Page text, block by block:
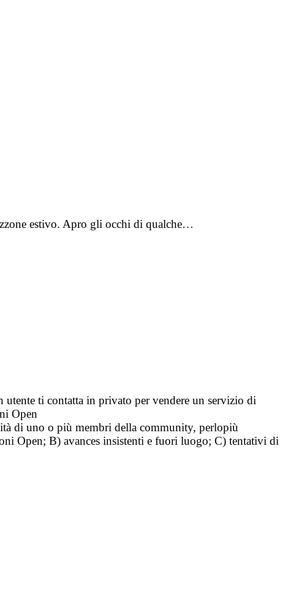
estivo. Apro gli occhi di qualche…
ti contatta in privato per vendere un servizio di
Open
di uno o più membri della community, perlopiù
Open; B) avances insistenti e fuori luogo; C) tentativi di